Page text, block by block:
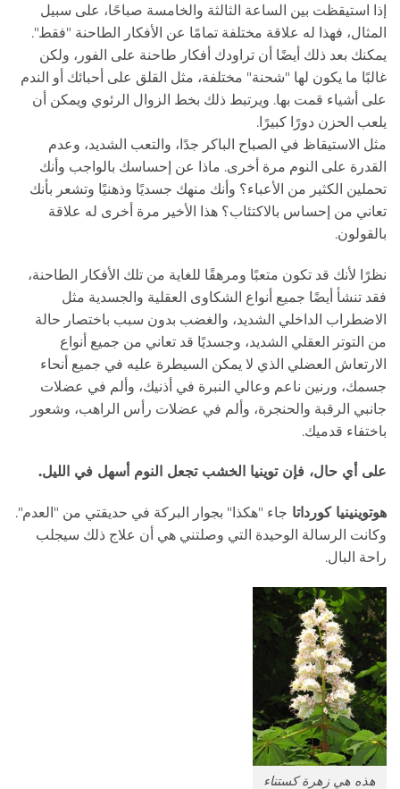
إذا استيقظت بين الساعة الثالثة والخامسة صباحًا، على سبيل
المثال، فهذا له علاقة مختلفة تمامًا عن الأفكار الطاحنة "فقط".
يمكنك بعد ذلك أيضًا أن تراودك أفكار طاحنة على الفور، ولكن
غالبًا ما يكون لها "شحنة" مختلفة، مثل القلق على أحبائك أو الندم
على أشياء قمت بها. ويرتبط ذلك بخط الزوال الرئوي ويمكن أن
يلعب الحزن دورًا كبيرًا.
مثل الاستيقاظ في الصباح الباكر جدًا، والتعب الشديد، وعدم
القدرة على النوم مرة أخرى. ماذا عن إحساسك بالواجب وأنك
تحملين الكثير من الأعباء؟ وأنك منهك جسديًا وذهنيًا وتشعر بأنك
تعاني من إحساس بالاكتئاب؟ هذا الأخير مرة أخرى له علاقة
بالقولون.
نظرًا لأنك قد تكون متعبًا ومرهقًا للغاية من تلك الأفكار الطاحنة،
فقد تنشأ أيضًا جميع أنواع الشكاوى العقلية والجسدية مثل
الاضطراب الداخلي الشديد، والغضب بدون سبب باختصار حالة
من التوتر العقلي الشديد، وجسديًا قد تعاني من جميع أنواع
الارتعاش العضلي الذي لا يمكن السيطرة عليه في جميع أنحاء
جسمك، ورنين ناعم وعالي النبرة في أذنيك، وألم في عضلات
جانبي الرقبة والحنجرة، وألم في عضلات رأس الراهب، وشعور
باختفاء قدميك.
على أي حال، فإن توينيا الخشب تجعل النوم أسهل في الليل.
هوتوينينيا كورداتا جاء "هكذا" بجوار البركة في حديقتي من "العدم".
وكانت الرسالة الوحيدة التي وصلتني هي أن علاج ذلك سيجلب
راحة البال.
هذه هي زهرة كستناء